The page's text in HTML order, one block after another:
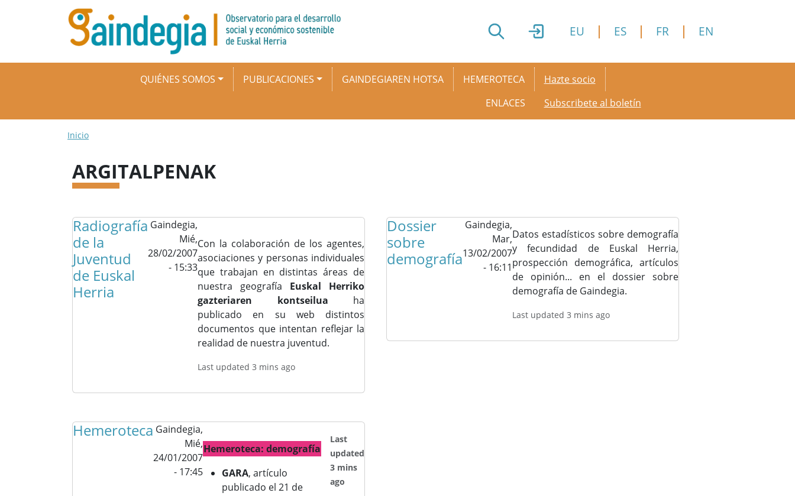
Pasar al contenido principal
EU ES FR EN
Navegación principal
QUIÉNES SOMOS PUBLICACIONES GAINDEGIAREN HOTSA
HEMEROTECA
ENLACES
Secondary menu
Hazte socio
Subscribete al boletín
Ruta de navegación
Inicio
ARGITALPENAK
Radiografía
de la
Juventud
de Euskal
Herria
Gaindegia,
Mié,
28/02/2007
- 15:33
Con la colaboración de los agentes,
asociaciones y personas individuales
que trabajan en distintas áreas de
nuestra geografía Euskal Herriko
gazteriaren kontseilua ha
publicado en su web distintos
documentos que intentan reflejar la
realidad de nuestra juventud.
Last updated 3 mins ago
Dossier
sobre
demografía
Gaindegia,
Mar,
13/02/2007
- 16:11
Datos estadísticos sobre demografía
y fecundidad de Euskal Herria,
prospección demográfica, artículos
de opinión... en el dossier sobre
demografía de Gaindegia.
Last updated 3 mins ago
Hemeroteca Gaindegia,
Mié,
24/01/2007
- 17:45
Hemeroteca: demografía
GARA, artículo
publicado el 21 de
Last
updated
3 mins
ago